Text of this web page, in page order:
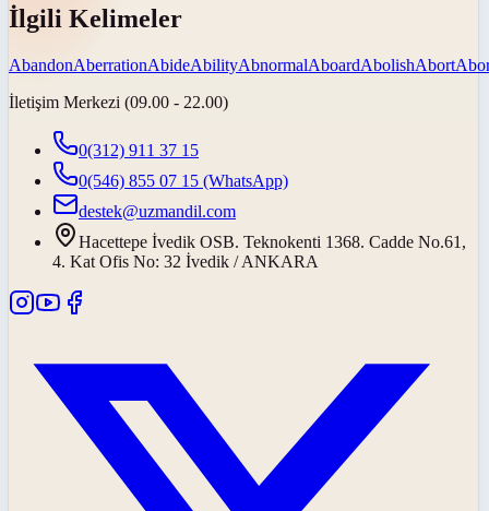
İlgili Kelimeler
AbandonAberrationAbideAbilityAbnormalAboardAbolishAbort
İletişim Merkezi (09.00 - 22.00)
0(312) 911 37 15
0(546) 855 07 15 (WhatsApp)
destek@uzmandil.com
Hacettepe İvedik OSB. Teknokenti 1368. Cadde No.61,
4. Kat Ofis No: 32 İvedik / ANKARA